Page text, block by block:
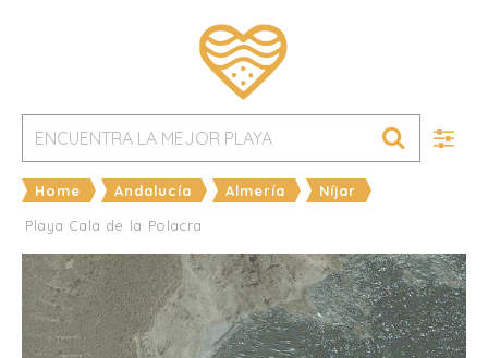
Home Andalucía Almería
Níjar
Playa Cala de la Polacra